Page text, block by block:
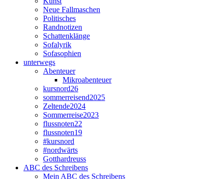
Neue Fallmaschen
Politisches
Randnotizen
Schattenklänge
Sofalyrik
Sofasophien
unterwegs
Abenteuer
Mikroabenteuer
kursnord26
sommerreisend2025
Zeltende2024
Sommerreise2023
flussnoten22
flussnoten19
#kursnord
#nordwärts
Gotthardreuss
ABC des Schreibens
Mein ABC des Schreibens